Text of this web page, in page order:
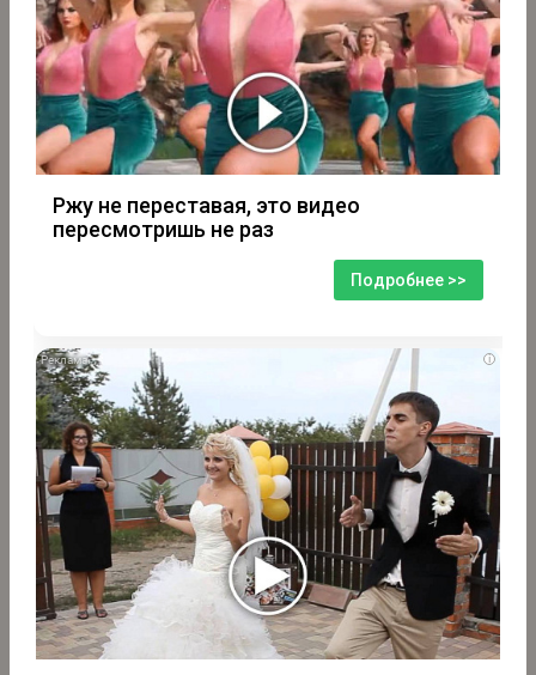
Ржу не переставая, это видео
пересмотришь не раз
Подробнее >>
i